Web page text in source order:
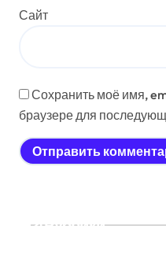
Сайт
Сохранить моё имя,
браузере для
Рубрики